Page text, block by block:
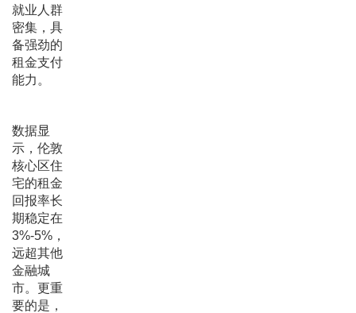
就业人群
密集，具
备强劲的
租金支付
能力。
数据显
示，伦敦
核心区住
宅的租金
回报率长
期稳定在
3%-5%，
远超其他
金融城
市。更重
要的是，